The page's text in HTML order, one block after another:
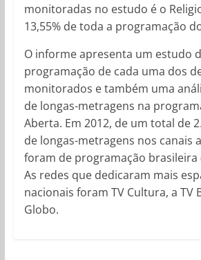
monitoradas no estudo é o
13,55% de toda a programação
O informe apresenta um estudo
programação de cada uma dos
monitorados e também uma
de longas-metragens na
Aberta. Em 2012, de um total de
de longas-metragens nos canais
foram de programação brasileira
As redes que dedicaram mais
nacionais foram TV Cultura, a TV
Globo.